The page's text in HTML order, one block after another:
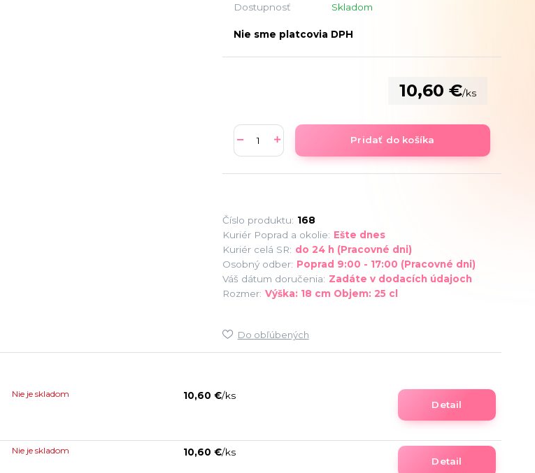
Dostupnosť Skladom
Nie sme platcovia DPH
10,60 €/ks
Pridať do košíka
Číslo produktu: 168
Kuriér Poprad a okolie: Ešte dnes
Kuriér celá SR: do 24 h (Pracovné dni)
Osobný odber: Poprad 9:00 - 17:00 (Pracovné dni)
Váš dátum doručenia: Zadáte v dodacích údajoch
Rozmer: Výška: 18 cm Objem: 25 cl
Do obľúbených
10,60 €/ks
Nie je skladom
Detail
10,60 €/ks
Nie je skladom
Detail